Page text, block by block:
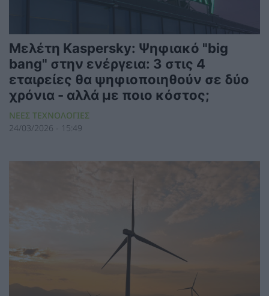
Μελέτη Kaspersky: Ψηφιακό "big
bang" στην ενέργεια: 3 στις 4
εταιρείες θα ψηφιοποιηθούν σε δύο
χρόνια - αλλά με ποιο κόστος;
ΝΕΕΣ ΤΕΧΝΟΛΟΓΙΕΣ
24/03/2026 - 15:49